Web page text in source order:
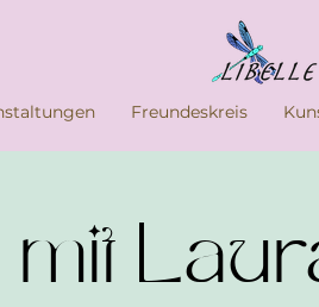
Freundeskreis
mit